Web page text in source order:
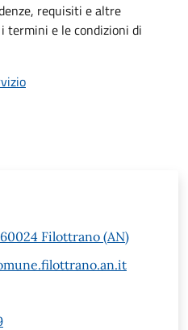
requisiti e altre
termini e le condizioni di
60024 Filottrano (AN)